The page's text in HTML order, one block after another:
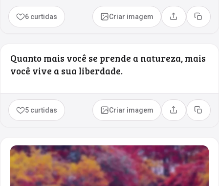
6 curtidas Criar imagem Compartilhar
Copiar
Quanto mais você se prende a natureza, mais
você vive a sua liberdade.
5 curtidas Criar imagem Compartilhar
Copiar